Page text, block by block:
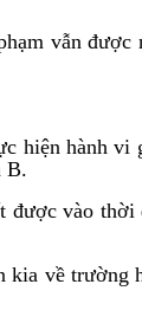
vẫn được
hiện hành vi
B.
được vào
kia về trường